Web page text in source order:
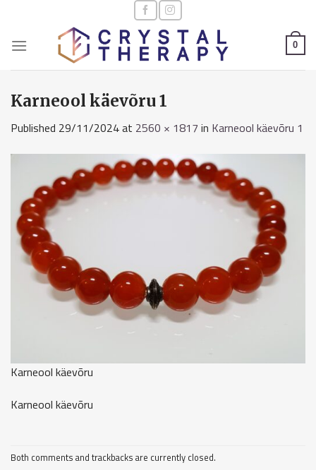
content
0
Karneool käevõru 1
Published 29/11/2024at 2560 × 1817 in Karneool käevõru 1
Karneool käevõru
Karneool käevõru
Both comments and trackbacks are currently closed.